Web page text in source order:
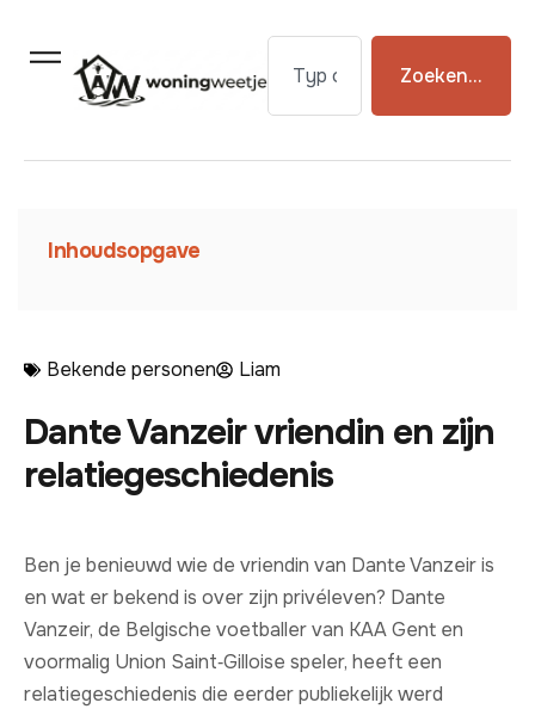
Zoeken...
Inhoudsopgave
Bekende personen Liam
Dante Vanzeir vriendin en zijn
relatiegeschiedenis
Ben je benieuwd wie de vriendin van Dante Vanzeir is
en wat er bekend is over zijn privéleven? Dante
Vanzeir, de Belgische voetballer van KAA Gent en
voormalig Union Saint‑Gilloise speler, heeft een
relatiegeschiedenis die eerder publiekelijk werd